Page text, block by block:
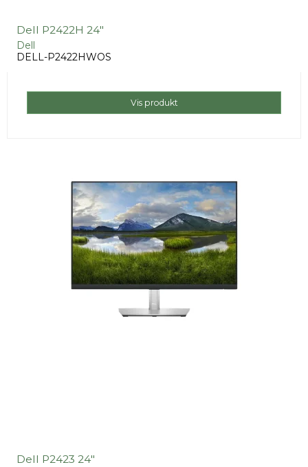
Dell P2422H 24"
Dell
DELL-P2422HWOS
Vis produkt
Dell P2423 24"